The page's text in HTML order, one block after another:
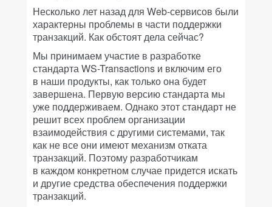
Несколько лет назад для Web-сервисов были
характерны проблемы в части поддержки
транзакций. Как обстоят дела сейчас?
Мы принимаем участие в разработке
стандарта WS-Transactions и включим его
в наши продукты, как только она будет
завершена. Первую версию стандарта мы
уже поддерживаем. Однако этот стандарт не
решит всех проблем организации
взаимодействия с другими системами, так
как не все они имеют механизм отката
транзакций. Поэтому разработчикам
в каждом конкретном случае придется искать
и другие средства обеспечения поддержки
транзакций.